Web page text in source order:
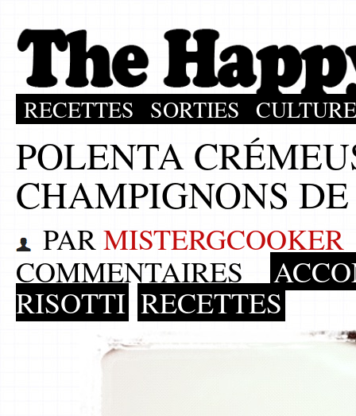
RECETTES SORTIES CULTURE
POLENTA
CHAMPIGNONS
PARMISTERGCOOKER
COMMENTAIRES
RISOTTI RECETTES